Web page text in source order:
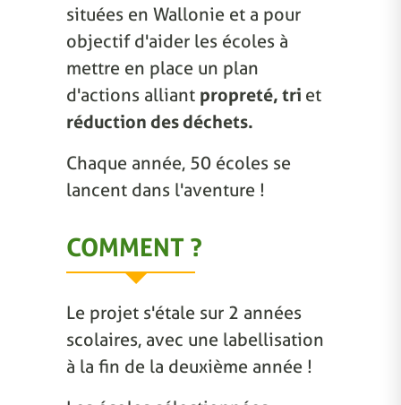
situées en Wallonie et a pour
objectif d'aider les écoles à
mettre en place un plan
d'actions alliant propreté, tri et
réduction des déchets.
Chaque année, 50 écoles se
lancent dans l'aventure !
COMMENT ?
Le projet s'étale sur 2 années
scolaires, avec une labellisation
à la fin de la deuxième année !